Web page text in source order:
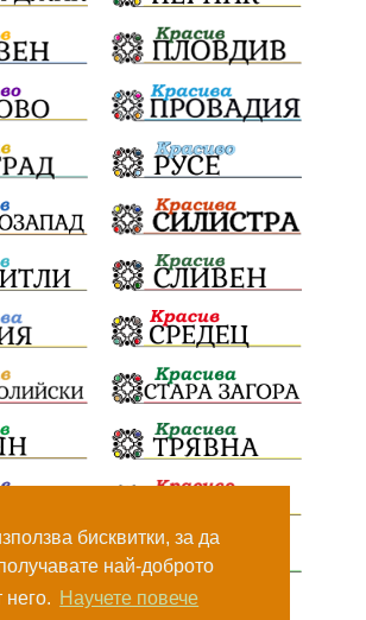
бисквитки, за да
най-доброто
него. Научете повече